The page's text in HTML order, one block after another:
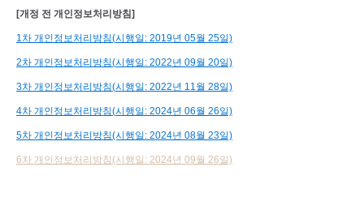
[개정 전 개인정보처리방침]
1차 개인정보처리방침(시행일: 2019년 05월 25일)
2차 개인정보처리방침(시행일: 2022년 09월 20일)
3차 개인정보처리방침(시행일: 2022년 11월 28일)
4차 개인정보처리방침(시행일: 2024년 06월 26일)
5차 개인정보처리방침(시행일: 2024년 08월 23일)
6차 개인정보처리방침(시행일: 2024년 09월 26일)